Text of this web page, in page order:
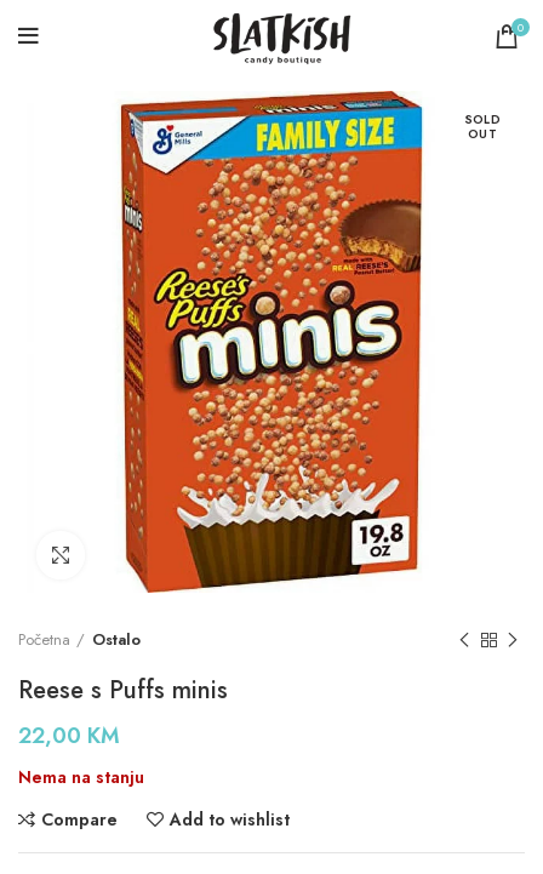
0
SOLD
OUT
Click to enlarge
Početna Ostalo
Reese s Puffs minis
22,00 KM
Nema na stanju
Compare
Add to wishlist